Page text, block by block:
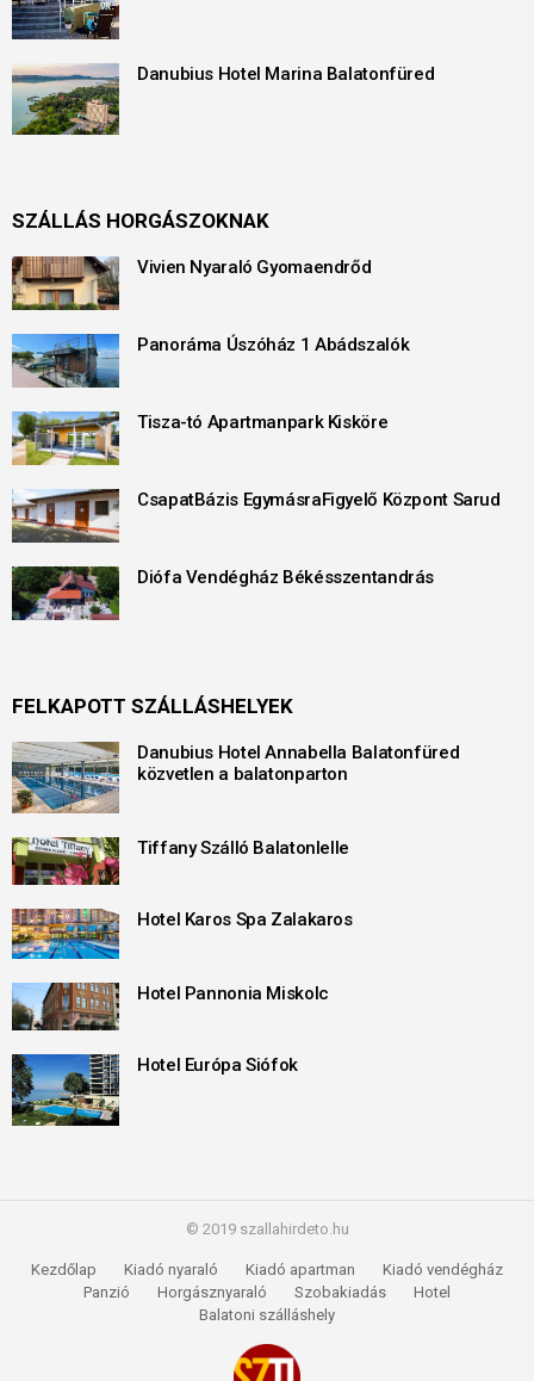
Danubius Hotel Marina Balatonfüred
SZÁLLÁS HORGÁSZOKNAK
Vivien Nyaraló Gyomaendrőd
Panoráma Úszóház 1 Abádszalók
Tisza-tó Apartmanpark Kisköre
CsapatBázis EgymásraFigyelő Központ Sarud
Diófa Vendégház Békésszentandrás
FELKAPOTT SZÁLLÁSHELYEK
Danubius Hotel Annabella Balatonfüred
közvetlen a balatonparton
Tiffany Szálló Balatonlelle
Hotel Karos Spa Zalakaros
Hotel Pannonia Miskolc
Hotel Európa Siófok
© 2019 szallahirdeto.hu
Kezdőlap Kiadó nyaraló Kiadó apartman
Kiadó vendégház
Panzió
Horgásznyaraló Szobakiadás
Hotel
Balatoni szálláshely